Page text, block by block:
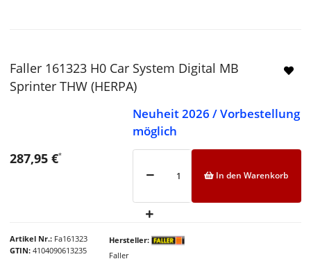
Faller 161323 H0 Car System Digital MB
Sprinter THW (HERPA)
Neuheit 2026 / Vorbestellung
möglich
Artikel Nr. Fa161323
GTIN 4104090613235
Hersteller
Faller
287,95 €*
In den Warenkorb